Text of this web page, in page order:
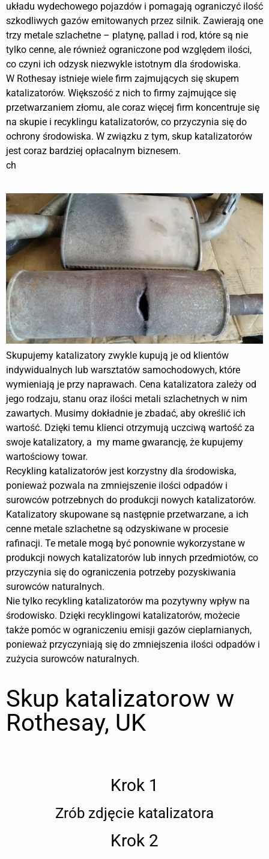
układu wydechowego pojazdów i pomagają ograniczyć ilość
szkodliwych gazów emitowanych przez silnik. Zawierają one
trzy metale szlachetne – platynę, pallad i rod, które są nie
tylko cenne, ale również ograniczone pod względem ilości,
co czyni ich odzysk niezwykle istotnym dla środowiska.
W Rothesay istnieje wiele firm zajmujących się skupem
katalizatorów. Większość z nich to firmy zajmujące się
przetwarzaniem złomu, ale coraz więcej firm koncentruje się
na skupie i recyklingu katalizatorów, co przyczynia się do
ochrony środowiska. W związku z tym, skup katalizatorów
jest coraz bardziej opłacalnym biznesem.
ch
Skupujemy katalizatory zwykle kupują je od klientów
indywidualnych lub warsztatów samochodowych, które
wymieniają je przy naprawach. Cena katalizatora zależy od
jego rodzaju, stanu oraz ilości metali szlachetnych w nim
zawartych. Musimy dokładnie je zbadać, aby określić ich
wartość. Dzięki temu klienci otrzymują uczciwą wartość za
swoje katalizatory, a my mame gwarancję, że kupujemy
wartościowy towar.
Recykling katalizatorów jest korzystny dla środowiska,
ponieważ pozwala na zmniejszenie ilości odpadów i
surowców potrzebnych do produkcji nowych katalizatorów.
Katalizatory skupowane są następnie przetwarzane, a ich
cenne metale szlachetne są odzyskiwane w procesie
rafinacji. Te metale mogą być ponownie wykorzystane w
produkcji nowych katalizatorów lub innych przedmiotów, co
przyczynia się do ograniczenia potrzeby pozyskiwania
surowców naturalnych.
Nie tylko recykling katalizatorów ma pozytywny wpływ na
środowisko. Dzięki recyklingowi katalizatorów, możecie
także pomóc w ograniczeniu emisji gazów cieplarnianych,
ponieważ przyczyniają się do zmniejszenia ilości odpadów i
zużycia surowców naturalnych.
Skup katalizatorow w
Rothesay, UK
Krok 1
Zrób zdjęcie katalizatora
Krok 2